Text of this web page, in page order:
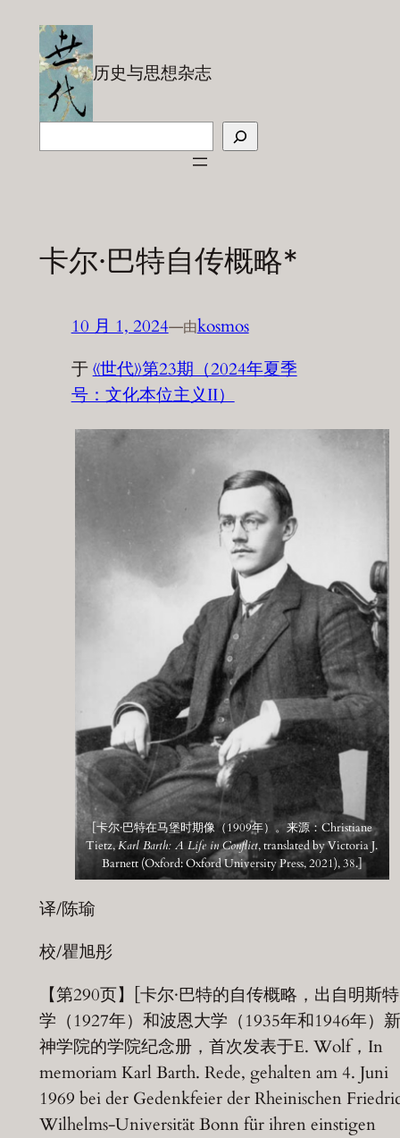
历史与思想杂志
卡尔·巴特自传概略*
10 月 1, 2024—由kosmos
于《世代》第23期（2024年夏季
号：文化本位主义II）
[卡尔·巴特在马堡时期像（1909年）。来源：Christiane
Tietz,Karl Barth: A Life in Conflict, translated by Victoria J.
Barnett (Oxford: Oxford University Press, 2021), 38.]
译/陈瑜
校/瞿旭彤
【第290页】[卡尔·巴特的自传概略，出自明斯
学（1927年）和波恩大学（1935年和1946年）
神学院的学院纪念册，首次发表于E. Wolf，In
memoriam Karl Barth. Rede, gehalten am 4. Juni
1969 bei der Gedenkfeier der Rheinischen
Wilhelms-Universität Bonn für ihren einstigen